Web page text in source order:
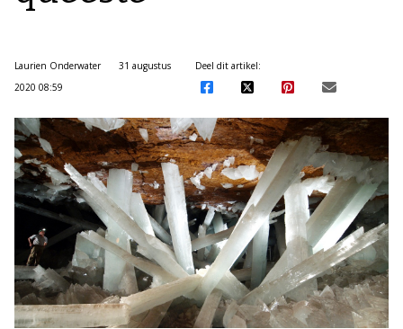
Laurien Onderwater
31 augustus
2020 08:59
Deel dit artikel: